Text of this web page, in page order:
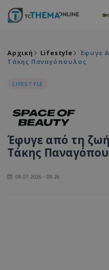
Αρχική Lifestyle
Έφυγε
Τάκης Παναγόπουλος
LIFESTYLE
Έφυγε από τη
Τάκης
08.07.2026 - 08:26